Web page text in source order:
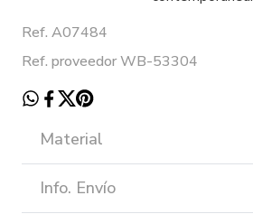
Ref. A07484
Ref. proveedor WB-53304
Material
Info. Envío